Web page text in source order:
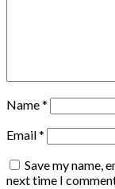
Name*
Email*
Save my name,
next time I